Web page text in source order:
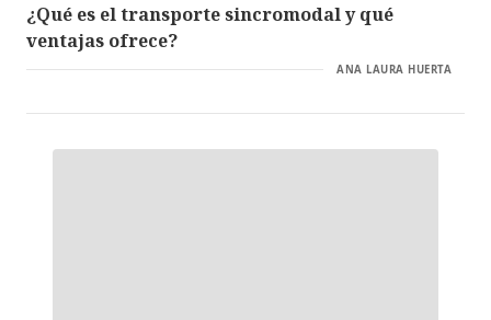
¿Qué es el transporte sincromodal y qué
ventajas ofrece?
ANA LAURA HUERTA